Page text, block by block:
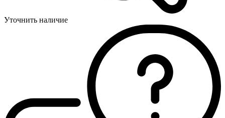
Уточнить наличие